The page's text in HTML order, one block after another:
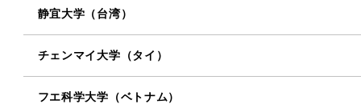
静宜大学（台湾）
チェンマイ大学（タイ）
フエ科学大学（ベトナム）